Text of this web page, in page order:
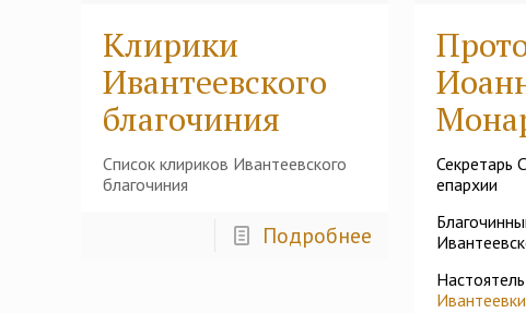
Клирики
Ивантеевского
благочиния
Список клириков Ивантеевского
благочиния
Подробнее
Секретарь
епархии
Ивантеевки